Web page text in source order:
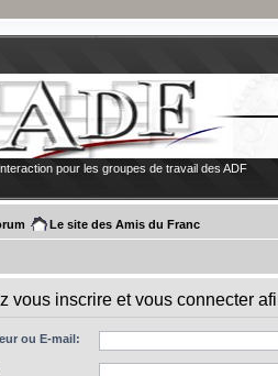
pour les groupes de travail des ADF
Le site des Amis du Franc
vous inscrire et vous connecter
ou E-mail: